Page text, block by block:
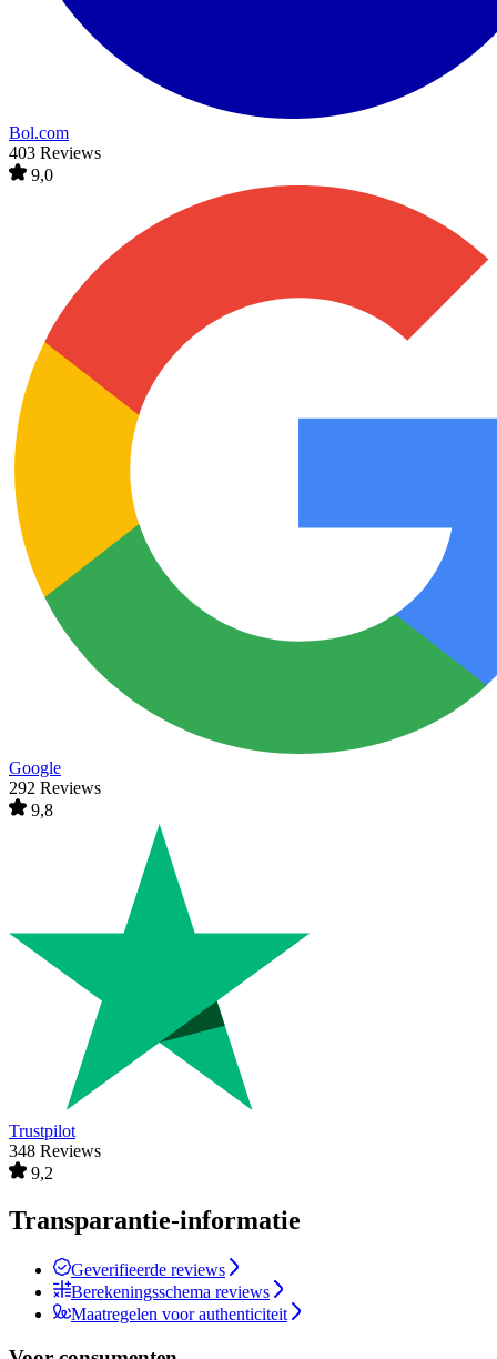
Bol.com
403 Reviews
9,0
Google
292 Reviews
9,8
Trustpilot
348 Reviews
9,2
Transparantie-informatie
Geverifieerde reviews
Berekeningsschema reviews
Maatregelen voor authenticiteit